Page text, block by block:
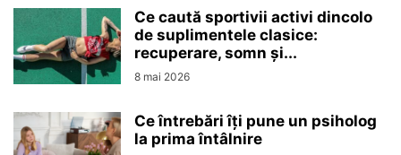
Ce caută sportivii activi dincolo
de suplimentele clasice:
recuperare, somn și...
8 mai 2026
Ce întrebări îți pune un psiholog
la prima întâlnire